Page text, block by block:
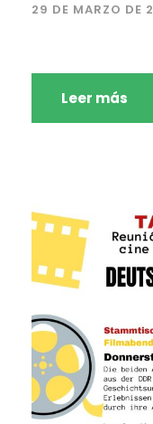
29 DE MARZO DE
Leer más